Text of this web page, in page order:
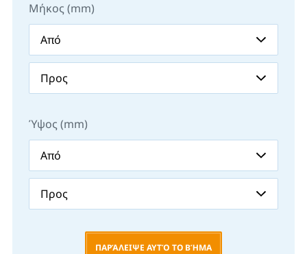
Μήκος (mm)
Ύψος (mm)
ΠΑΡΆΛΕΙΨΕ ΑΥΤΌ ΤΟ ΒΉΜΑ